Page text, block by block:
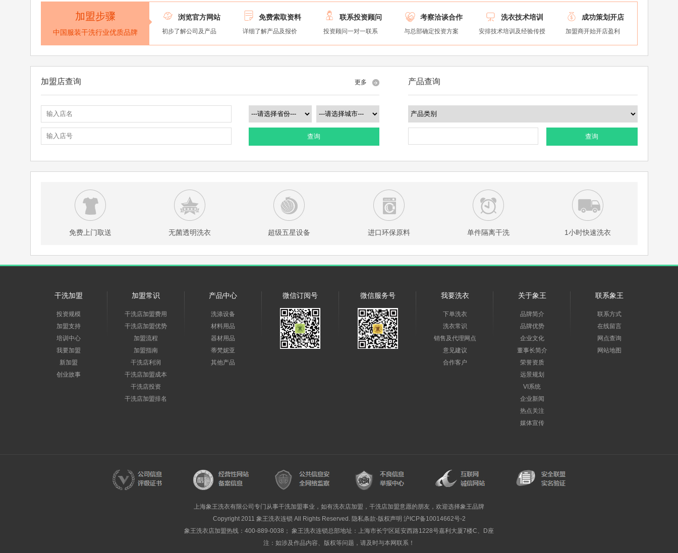
加盟步骤
中国服装干洗行业优质品牌
 浏览官方网站
初步了解公司及产品
 免费索取资料
详细了解产品及报价
 联系投资顾问
投资顾问一对一联系
 考察洽谈合作
与总部确定投资方案
 洗衣技术培训
安排技术培训及经验传授
 成功策划开店
加盟商开始开店盈利
加盟店查询 更多
查询
产品查询
查询
免费上门取送 无菌透明洗衣 超级五星设备 进口环保原料 单件隔离干洗 1小时快速洗衣
干洗加盟
投资规模
加盟支持
培训中心
我要加盟
新加盟
创业故事
加盟常识
干洗店加盟费用
干洗店加盟优势
加盟流程
加盟指南
干洗店利润
干洗店加盟成本
干洗店投资
干洗店加盟排名
产品中心
洗涤设备
材料用品
器材用品
蒂梵妮亚
其他产品
微信订阅号 微信服务号 我要洗衣
下单洗衣
洗衣常识
销售及代理网点
意见建议
合作客户
关于象王
品牌简介
品牌优势
企业文化
董事长简介
荣誉资质
远景规划
VI系统
企业新闻
热点关注
媒体宣传
联系象王
联系方式
在线留言
网点查询
网站地图
上海象王洗衣有限公司专门从事干洗加盟事业，如有洗衣店加盟，干洗店加盟意愿的朋友，欢迎选择象王品牌
Copyright 2011 象王洗衣连锁 All Rights Reserved. 隐私条款-版权声明 沪ICP备10014662号-2
象王洗衣店加盟热线：400-889-0038； 象王洗衣连锁总部地址：上海市长宁区延安西路1228号嘉利大厦7楼C、D座
注：如涉及作品内容、版权等问题，请及时与本网联系！